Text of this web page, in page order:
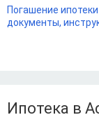
Погашение
документы,
Ипотека в